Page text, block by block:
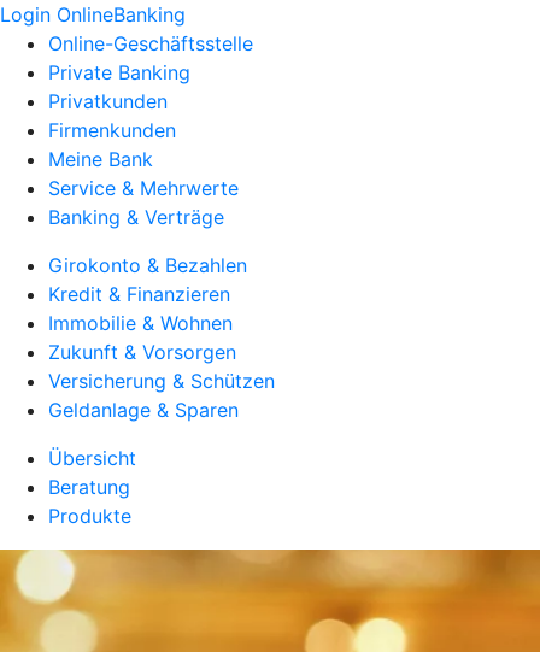
Login OnlineBanking
Online-Geschäftsstelle
Private Banking
Privatkunden
Firmenkunden
Meine Bank
Service & Mehrwerte
Banking & Verträge
Girokonto & Bezahlen
Kredit & Finanzieren
Immobilie & Wohnen
Zukunft & Vorsorgen
Versicherung & Schützen
Geldanlage & Sparen
Übersicht
Beratung
Produkte